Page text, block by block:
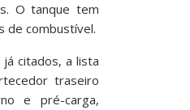
O tanque tem
de combustível.
citados, a lista
traseiro
e pré-carga,